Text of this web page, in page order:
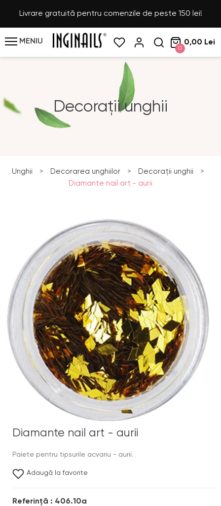
Livrare gratuită pentru comenzile de peste 150 lei!
MENIU
0
0,00 Lei
Decorații unghii
Unghii > Decorarea unghiilor > Decorații unghii
>
Diamante nail art - aurii
Diamante nail art - aurii
Paiete pentru tipsurile acvariu - aurii.
Adaugă la favorite
Referinţă : 406.10a